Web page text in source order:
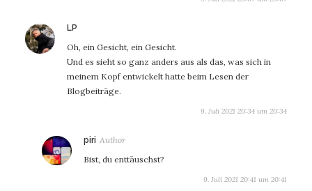
LP
Oh, ein Gesicht, ein Gesicht.
Und es sieht so ganz anders aus als das, was sich in
meinem Kopf entwickelt hatte beim Lesen der
Blogbeiträge.
9. Juli 2021 20:34 um 20:34
piri sagt:
Bist, du enttäuschst?
9. Juli 2021 20:41 um 20:41